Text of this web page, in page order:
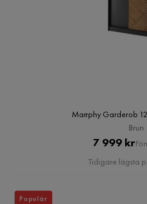
Marrphy Garderob
Brun
7 999 kr
Tidigare lägsta
Populär